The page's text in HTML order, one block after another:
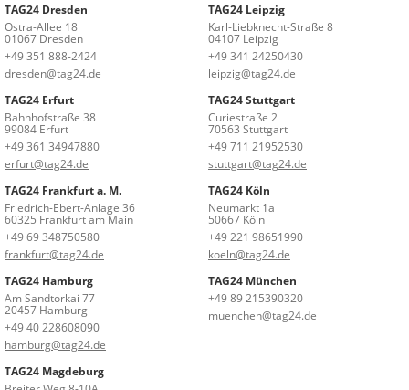
TAG24 Dresden
Ostra-Allee 18
01067 Dresden
+49 351 888-2424
dresden@tag24.de
TAG24 Leipzig
Karl-Liebknecht-Straße 8
04107 Leipzig
+49 341 24250430
leipzig@tag24.de
TAG24 Erfurt
Bahnhofstraße 38
99084 Erfurt
+49 361 34947880
erfurt@tag24.de
TAG24 Stuttgart
Curiestraße 2
70563 Stuttgart
+49 711 21952530
stuttgart@tag24.de
TAG24 Frankfurt a. M.
Friedrich-Ebert-Anlage 36
60325 Frankfurt am Main
+49 69 348750580
frankfurt@tag24.de
TAG24 Köln
Neumarkt 1a
50667 Köln
+49 221 98651990
koeln@tag24.de
TAG24 Hamburg
Am Sandtorkai 77
20457 Hamburg
+49 40 228608090
hamburg@tag24.de
TAG24 München
+49 89 215390320
muenchen@tag24.de
TAG24 Magdeburg